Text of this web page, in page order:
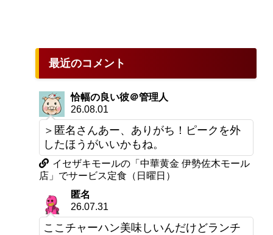
最近のコメント
恰幅の良い彼＠管理人
26.08.01
＞匿名さんあー、ありがち！ピークを外
したほうがいいかもね。
イセザキモールの「中華黄金 伊勢佐木モール
店」でサービス定食（日曜日）
匿名
26.07.31
ここチャーハン美味しいんだけどランチ